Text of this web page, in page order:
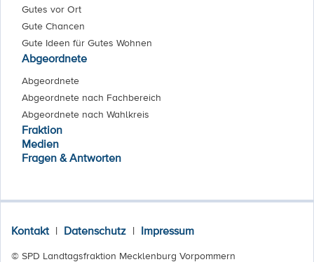
Gutes vor Ort
Gute Chancen
Gute Ideen für Gutes Wohnen
Abgeordnete
Abgeordnete
Abgeordnete nach Fachbereich
Abgeordnete nach Wahlkreis
Fraktion
Medien
Fragen & Antworten
Kontakt | Datenschutz | Impressum
© SPD Landtagsfraktion Mecklenburg Vorpommern